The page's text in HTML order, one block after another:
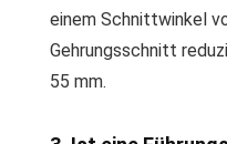
einem Schnittwinkel
Gehrungsschnitt
55 mm.